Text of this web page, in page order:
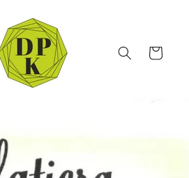
Carrello